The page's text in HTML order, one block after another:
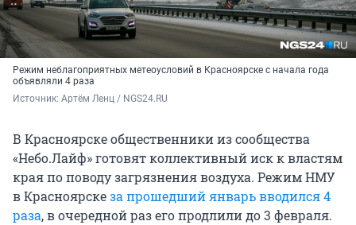
Режим неблагоприятных метеоусловий в Красноярске с начала года
объявляли 4 раза
Источник: Артём Ленц / NGS24.RU
В Красноярске общественники из сообщества
«Небо.Лайф» готовят коллективный иск к властям
края по поводу загрязнения воздуха. Режим НМУ
в Красноярскеза прошедший январь вводился 4
раза, в очередной раз его продлили до 3 февраля.